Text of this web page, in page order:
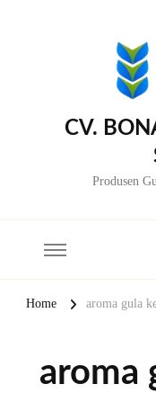
CV.
Produsen
Home aroma gula
aroma